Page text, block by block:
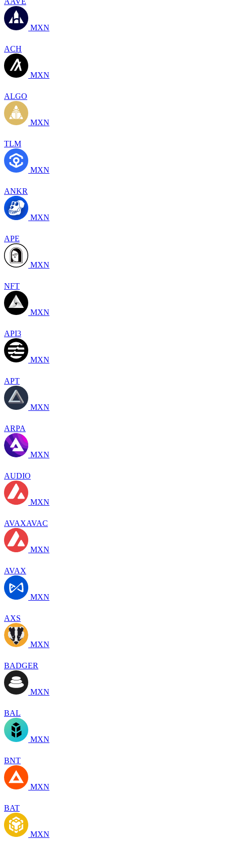
MXN
ACH
MXN
ALGO
MXN
TLM
MXN
ANKR
MXN
APE
MXN
NFT
MXN
API3
MXN
APT
MXN
ARPA
MXN
AUDIO
MXN
AVAXAVAC
MXN
AVAX
MXN
AXS
MXN
BADGER
MXN
BAL
MXN
BNT
MXN
BAT
MXN